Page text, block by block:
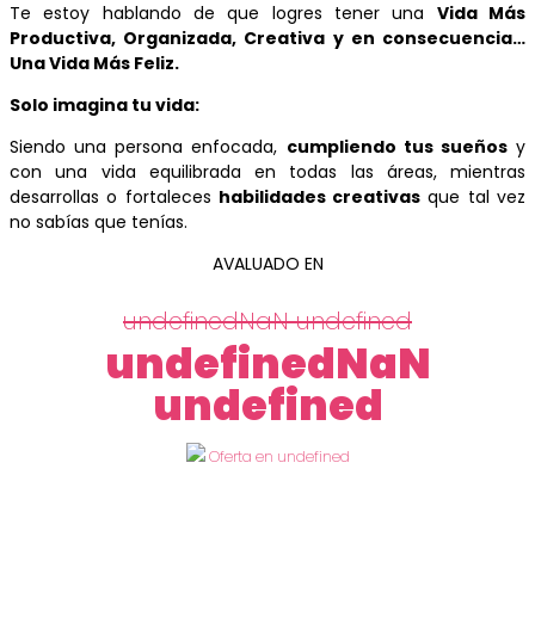
Te estoy hablando de que logres tener una Vida Más
Productiva, Organizada, Creativa y en consecuencia…
Una Vida Más Feliz.
Solo imagina tu vida:
Siendo una persona enfocada, cumpliendo tus sueñosy
con una vida equilibrada en todas las áreas, mientras
desarrollas o fortaleces habilidades creativas que tal vez
no sabías que tenías.
AVALUADO EN
undefinedNaN undefined
undefinedNaN
undefined
Oferta en undefined